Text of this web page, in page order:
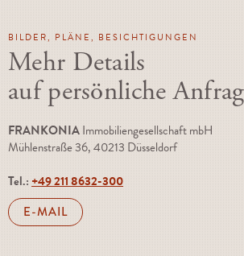
BILDER, PLÄNE, BESICHTIGUNGEN
Mehr Details
auf persönliche
FRANKONIAImmobiliengesellschaft mbH
Mühlenstraße 36, 40213 Düsseldorf
Tel.: +49 211 8632-300
E-MAIL